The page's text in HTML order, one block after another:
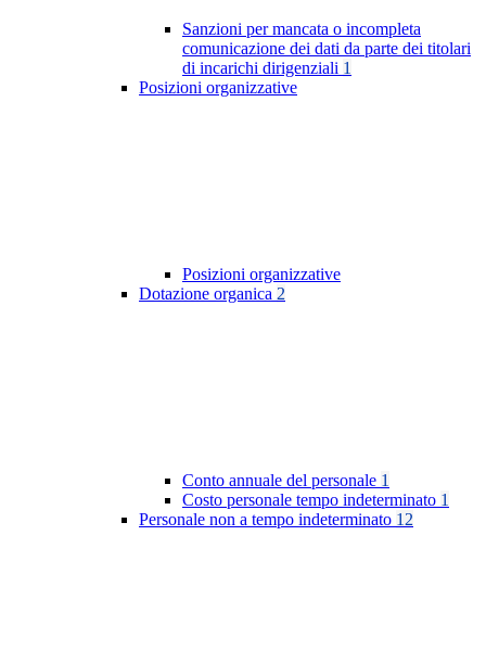
Sanzioni per mancata o incompleta
comunicazione dei dati da parte dei titolari
di incarichi dirigenziali 1
Posizioni organizzative
Posizioni organizzative
Dotazione organica 2
Conto annuale del personale 1
Costo personale tempo indeterminato 1
Personale non a tempo indeterminato 12